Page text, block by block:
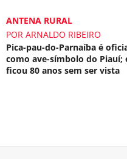
ANTENA RURAL
POR ARNALDO RIBEIRO
Pica-pau-do-Parnaíba é
como ave-símbolo do Piauí;
ficou 80 anos sem ser vista